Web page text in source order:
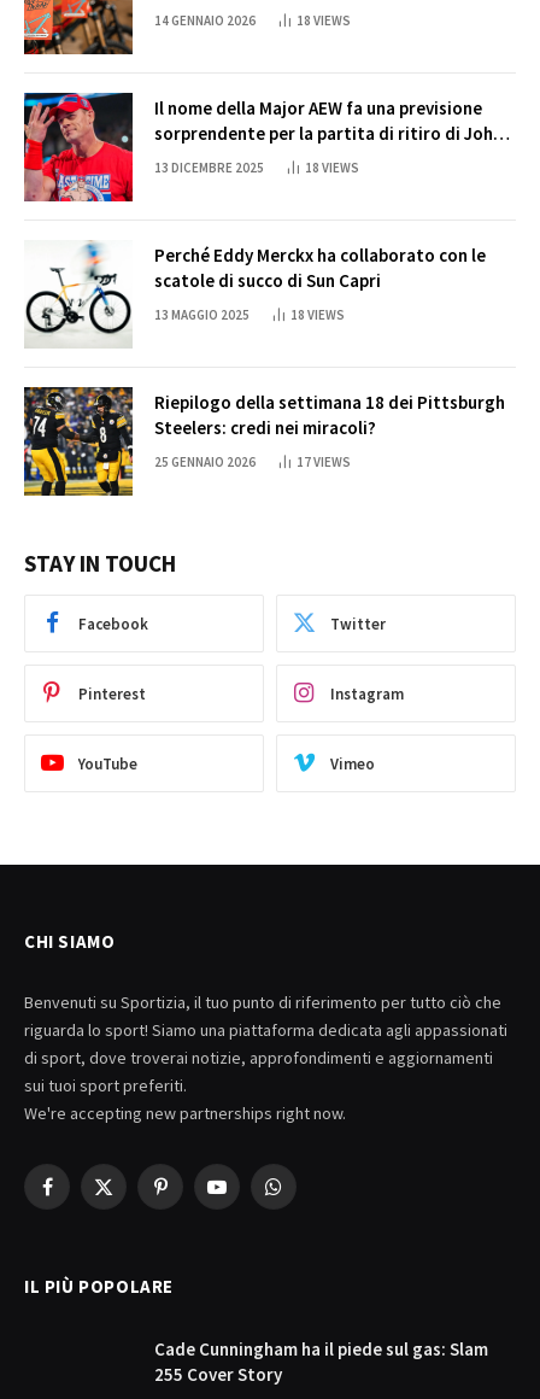
14 GENNAIO 2026 18 VIEWS
Il nome della Major AEW fa una previsione
sorprendente per la partita di ritiro di John
Cena
13 DICEMBRE 2025 18 VIEWS
Perché Eddy Merckx ha collaborato con le
scatole di succo di Sun Capri
13 MAGGIO 2025 18 VIEWS
Riepilogo della settimana 18 dei Pittsburgh
Steelers: credi nei miracoli?
25 GENNAIO 2026 17VIEWS
STAY IN TOUCH
Facebook Twitter
Pinterest Instagram
YouTube Vimeo
CHI SIAMO
Benvenuti su Sportizia, il tuo punto di riferimento per tutto ciò che
riguarda lo sport! Siamo una piattaforma dedicata agli appassionati
di sport, dove troverai notizie, approfondimenti e aggiornamenti
sui tuoi sport preferiti.
We're accepting new partnerships right now.
Facebook
X
PinterestYouTubeWhatsApp
IL PIÙ POPOLARE
Cade Cunningham ha il piede sul gas: Slam
255 Cover Story